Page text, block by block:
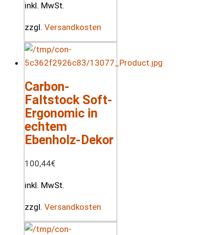
inkl. MwSt.
zzgl. Versandkosten
Carbon-
Faltstock Soft-
Ergonomic in
echtem
Ebenholz-Dekor
100,44€
inkl. MwSt.
zzgl. Versandkosten